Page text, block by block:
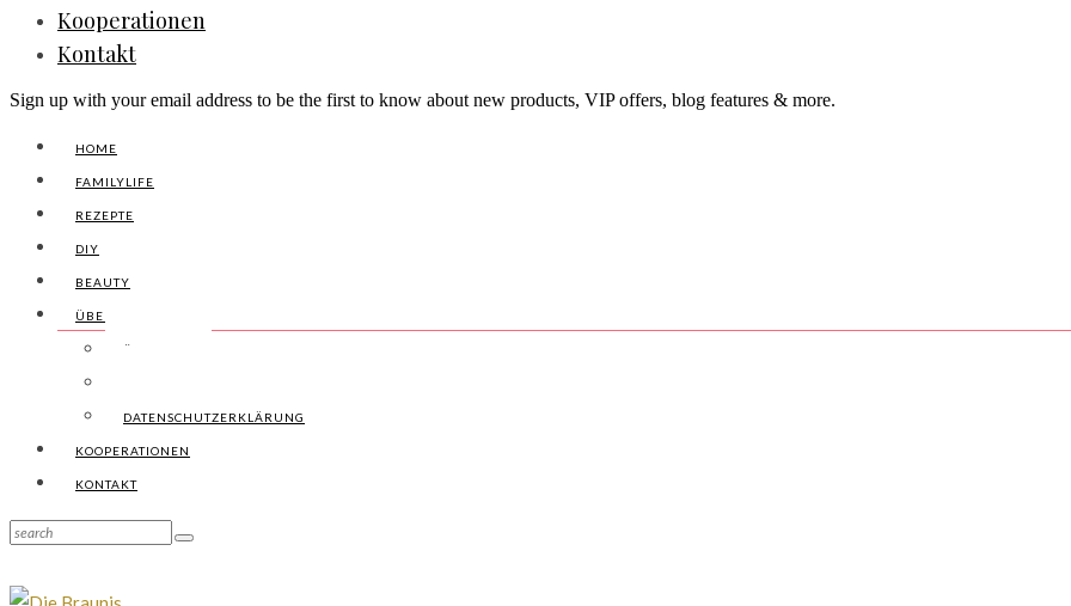
Kooperationen
Kontakt
Sign up with your email address to be the first to know about new products, VIP offers, blog features & more.
HOME
FAMILYLIFE
REZEPTE
DIY
BEAUTY
ÜBER UNS
ÜBER UNS
DATENSCHUTZERKLÄRUNG
KOOPERATIONEN
KONTAKT